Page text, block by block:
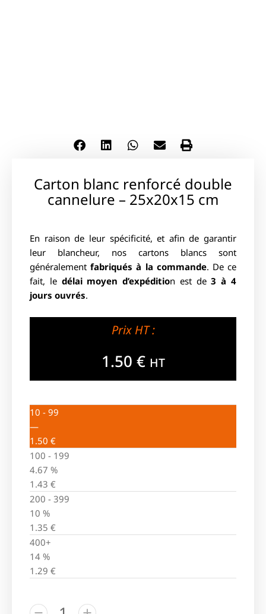
Carton blanc renforcé double
cannelure – 25x20x15 cm
En raison de leur spécificité, et afin de garantir
leur blancheur, nos cartons blancs sont
généralement fabriqués à la commande. De ce
fait, le délai moyen d’expédition est de3 à 4
jours ouvrés.
Prix HT :
1.50 € HT
10 - 99
—
1.50 €
100 - 199
4.67 %
1.43 €
200 - 399
10 %
1.35 €
400+
14 %
1.29 €